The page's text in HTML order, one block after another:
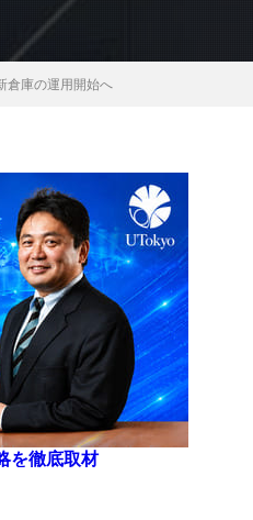
倉庫の運用開始へ
を徹底取材